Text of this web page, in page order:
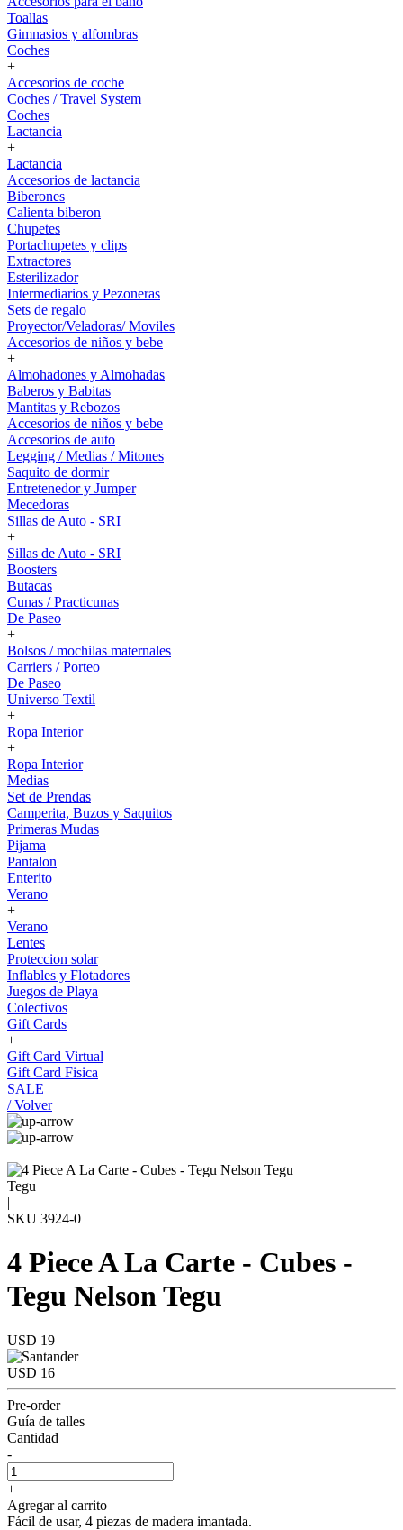
Toallas
Gimnasios y alfombras
Coches
+
Accesorios de coche
Coches / Travel System
Coches
Lactancia
+
Lactancia
Accesorios de lactancia
Biberones
Calienta biberon
Chupetes
Portachupetes y clips
Extractores
Esterilizador
Intermediarios y Pezoneras
Sets de regalo
Proyector/Veladoras/ Moviles
Accesorios de niños y bebe
+
Almohadones y Almohadas
Baberos y Babitas
Mantitas y Rebozos
Accesorios de niños y bebe
Accesorios de auto
Legging / Medias / Mitones
Saquito de dormir
Entretenedor y Jumper
Mecedoras
Sillas de Auto - SRI
+
Sillas de Auto - SRI
Boosters
Butacas
Cunas / Practicunas
De Paseo
+
Bolsos / mochilas maternales
Carriers / Porteo
De Paseo
Universo Textil
+
Ropa Interior
+
Ropa Interior
Medias
Set de Prendas
Camperita, Buzos y Saquitos
Primeras Mudas
Pijama
Pantalon
Enterito
Verano
+
Verano
Lentes
Proteccion solar
Inflables y Flotadores
Juegos de Playa
Colectivos
Gift Cards
+
Gift Card Virtual
Gift Card Fisica
SALE
/ Volver
Tegu
|
SKU 3924-0
4 Piece A La Carte - Cubes -
Tegu Nelson Tegu
USD 19
USD 16
Pre-order
Guía de talles
Cantidad
-
+
Agregar al carrito
Fácil de usar, 4 piezas de madera imantada.